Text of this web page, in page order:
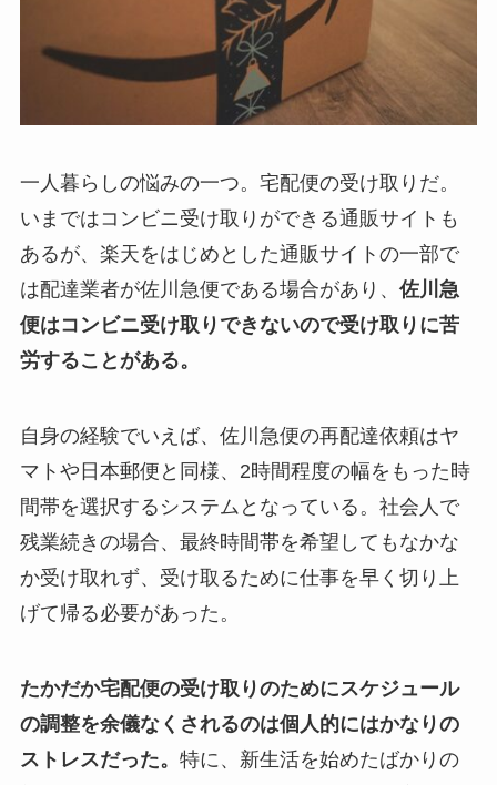
一人暮らしの悩みの一つ。宅配便の受け取りだ。
いまではコンビニ受け取りができる通販サイトも
あるが、楽天をはじめとした通販サイトの一部で
は配達業者が佐川急便である場合があり、 佐川急
便はコンビニ受け取りできないので受け取りに苦
労することがある。
自身の経験でいえば、佐川急便の再配達依頼はヤ
マトや日本郵便と同様、2時間程度の幅をもった時
間帯を選択するシステムとなっている。社会人で
残業続きの場合、最終時間帯を希望してもなかな
か受け取れず、受け取るために仕事を早く切り上
げて帰る必要があった。
たかだか宅配便の受け取りのためにスケジュール
の調整を余儀なくされるのは個人的にはかなりの
ストレスだった。 特に、新生活を始めたばかりの